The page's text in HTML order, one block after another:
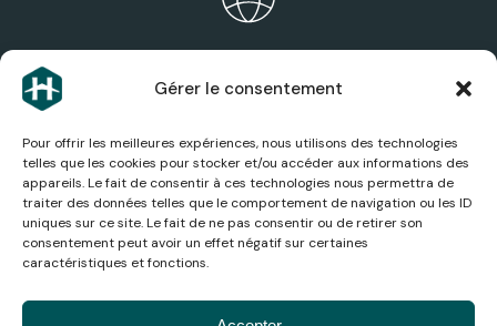
Gérer le consentement
Pour offrir les meilleures expériences, nous utilisons des technologies
telles que les cookies pour stocker et/ou accéder aux informations des
appareils. Le fait de consentir à ces technologies nous permettra de
traiter des données telles que le comportement de navigation ou les ID
uniques sur ce site. Le fait de ne pas consentir ou de retirer son
consentement peut avoir un effet négatif sur certaines
caractéristiques et fonctions.
Découvrez les expertises, services et sociétés du
ACTUALITÉS AÉRONAUTIQUES